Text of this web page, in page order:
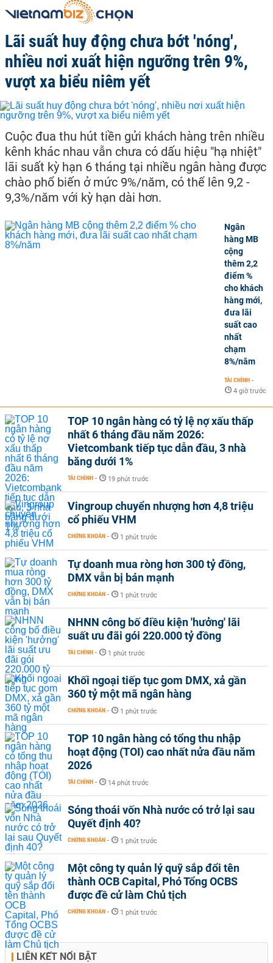
Lãi suất huy động chưa bớt 'nóng',
nhiều nơi xuất hiện ngưỡng trên 9%,
vượt xa biểu niêm yết
Cuộc đua thu hút tiền gửi khách hàng trên nhiều
kênh khác nhau vẫn chưa có dấu hiệu "hạ nhiệt"
lãi suất kỳ hạn 6 tháng tại nhiều ngân hàng được
chào phổ biến ở mức 9%/năm, có thể lên 9,2 -
9,3%/năm với kỳ hạn dài hơn.
Ngân
hàng MB
cộng
thêm 2,2
điểm %
cho khách
hàng mới,
đưa lãi
suất cao
nhất
chạm
8%/năm
TÀI CHÍNH -
4 giờ trước
TOP 10 ngân hàng có tỷ lệ nợ xấu thấp
nhất 6 tháng đầu năm 2026:
Vietcombank tiếp tục dẫn đầu, 3 nhà
băng dưới 1%
TÀI CHÍNH - 19 phút trước
Vingroup chuyển nhượng hơn 4,8 triệu
cổ phiếu VHM
CHỨNG KHOÁN - 1 phút trước
Tự doanh mua ròng hơn 300 tỷ đồng,
DMX vẫn bị bán mạnh
CHỨNG KHOÁN - 1 phút trước
NHNN công bố điều kiện 'hưởng' lãi
suất ưu đãi gói 220.000 tỷ đồng
TÀI CHÍNH - 1 phút trước
Khối ngoại tiếp tục gom DMX, xả gần
360 tỷ một mã ngân hàng
CHỨNG KHOÁN - 1 phút trước
TOP 10 ngân hàng có tổng thu nhập
hoạt động (TOI) cao nhất nửa đầu năm
2026
TÀI CHÍNH - 14 phút trước
Sóng thoái vốn Nhà nước có trở lại sau
Quyết định 40?
CHỨNG KHOÁN - 1 phút trước
Một công ty quản lý quỹ sắp đổi tên
thành OCB Capital, Phó Tổng OCBS
được đề cử làm Chủ tịch
CHỨNG KHOÁN - 1 phút trước
LIÊN KẾT NỔI BẬT